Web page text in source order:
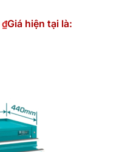
₫Giá hiện tại là: